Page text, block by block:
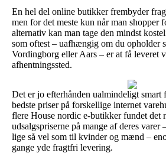
En hel del online butikker frembyder
men for det meste kun når man shopper
alternativ kan man tage den mindst
som oftest – uafhængig om du opholder
Vordingborg eller Aars – er at få leveret
afhentningssted.
Det er jo efterhånden ualmindeligt smart
bedste priser på forskellige internet
flere House nordic e-butikker fundet det
udsalgspriserne på mange af deres varer
lige så vel som til kvinder og mænd –
gange yde fragtfri levering.